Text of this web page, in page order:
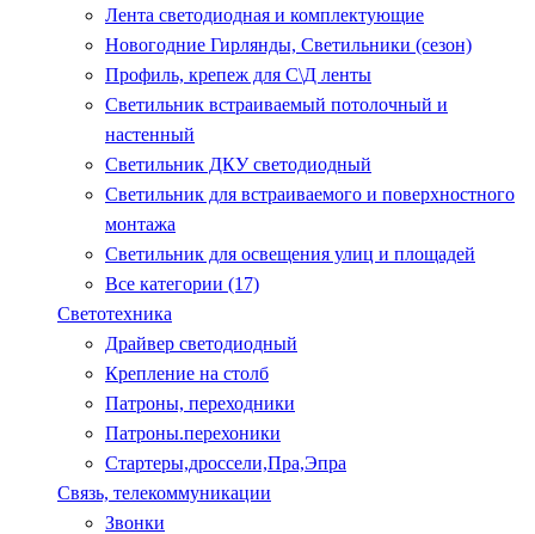
Лента светодиодная и комплектующие
Новогодние Гирлянды, Светильники (сезон)
Профиль, крепеж для С\Д ленты
Светильник встраиваемый потолочный и
настенный
Светильник ДКУ светодиодный
Светильник для встраиваемого и поверхностного
монтажа
Светильник для освещения улиц и площадей
Все категории (17)
Светотехника
Драйвер светодиодный
Крепление на столб
Патроны, переходники
Патроны.перехоники
Стартеры,дроссели,Пра,Эпра
Связь, телекоммуникации
Звонки